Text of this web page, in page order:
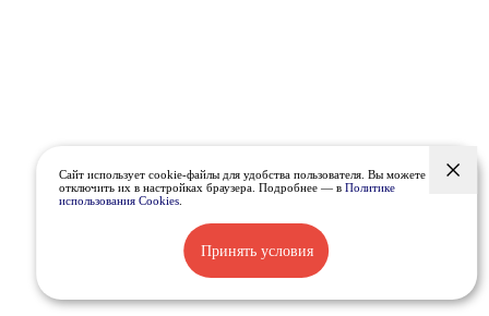
Сайт использует cookie-файлы для удобства пользователя. Вы можете
отключить их в настройках браузера. Подробнее — в Политике
использования Cookies.
Принять условия